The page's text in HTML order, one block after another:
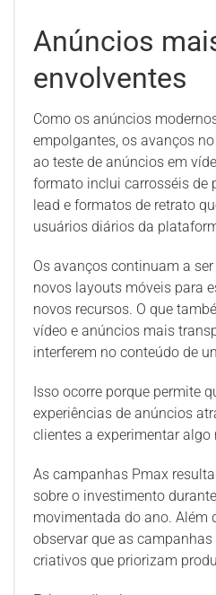
Anúncios
envolventes
Como os anúncios
empolgantes, os avanços
ao teste de anúncios em
formato inclui carrosséis de
lead e formatos de retrato
usuários diários da
Os avanços continuam a
novos layouts móveis para
novos recursos. O que
vídeo e anúncios mais
interferem no conteúdo de
Isso ocorre porque permite
experiências de anúncios
clientes a experimentar algo
As campanhas Pmax
sobre o investimento
movimentada do ano. Além
observar que as
criativos que priorizam